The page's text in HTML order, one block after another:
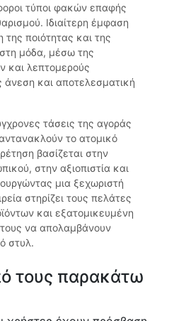
τύποι φακών επαφής
Ιδιαίτερη έμφαση
της ποιότητας και της
μόδα, μέσω της
και λεπτομερούς
και αποτελεσματική
τάσεις της αγοράς
το ατομικό
βασίζεται στην
στην αξιοπιστία και
μια ξεχωριστή
στηρίζει τους πελάτες
και εξατομικευμένη
να απολαμβάνουν
στυλ.
τους παρακάτω